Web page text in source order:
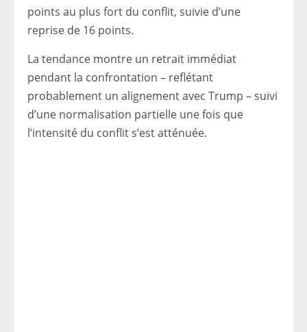
points au plus fort du conflit, suivie d’une
reprise de 16 points.
La tendance montre un retrait immédiat
pendant la confrontation – reflétant
probablement un alignement avec Trump – suivi
d’une normalisation partielle une fois que
l’intensité du conflit s’est atténuée.